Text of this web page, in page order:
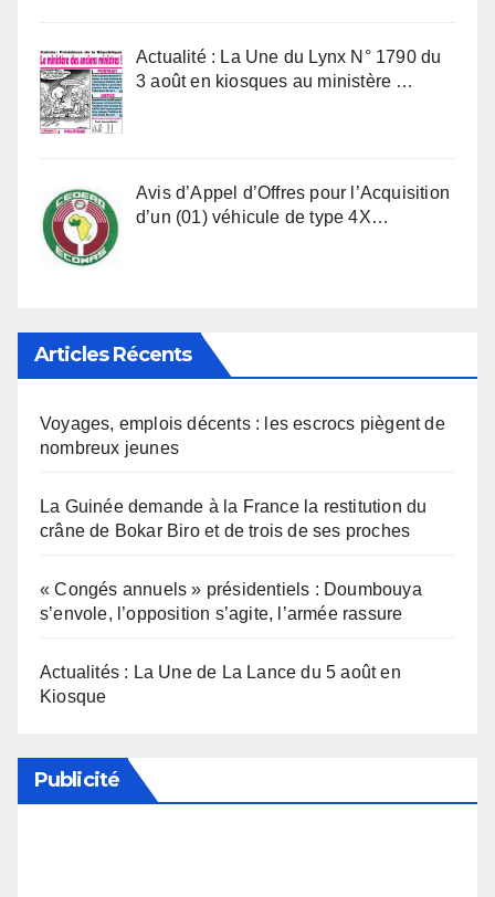
Actualité : La Une du Lynx N° 1790 du
3 août en kiosques au ministère …
Avis d’Appel d’Offres pour l’Acquisition
d’un (01) véhicule de type 4X…
Articles Récents
Voyages, emplois décents : les escrocs piègent de
nombreux jeunes
La Guinée demande à la France la restitution du
crâne de Bokar Biro et de trois de ses proches
« Congés annuels » présidentiels : Doumbouya
s’envole, l’opposition s’agite, l’armée rassure
Actualités : La Une de La Lance du 5 août en
Kiosque
Publicité